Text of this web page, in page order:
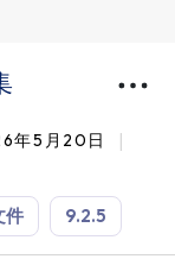
年5月20日
件 9.2.5